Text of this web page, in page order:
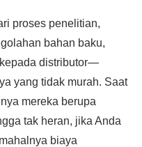
proses penelitian,
bahan baku,
distributor—
yang tidak murah. Saat
mereka berupa
tak heran, jika Anda
biaya